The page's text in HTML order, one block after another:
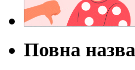
Повна